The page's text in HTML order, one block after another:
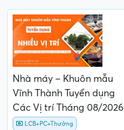
Nhà máy – Khuôn mẫu
Vĩnh Thành Tuyển dụng
Các Vị trí Tháng 08/2026
LCB+PC+Thưởng